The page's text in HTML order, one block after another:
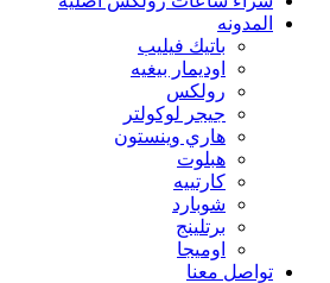
المدونه
باتيك فيليب
اوديمار بيغيه
رولكس
جيجر لوكولتر
هاري وينستون
هبلوت
كارتييه
شوبارد
برتلينج
اوميجا
تواصل معنا